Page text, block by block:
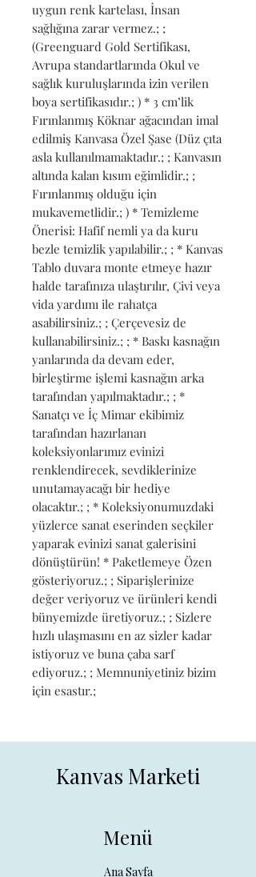
uygun renk kartelası, İnsan
sağlığına zarar vermez.; ;
(Greenguard Gold Sertifikası,
Avrupa standartlarında Okul ve
sağlık kuruluşlarında izin verilen
boya sertifikasıdır.; ) * 3 cm’lik
Fırınlanmış Köknar ağacından imal
edilmiş Kanvasa Özel Şase (Düz çıta
asla kullanılmamaktadır.; ; Kanvasın
altında kalan kısım eğimlidir.; ;
Fırınlanmış olduğu için
mukavemetlidir.; ) * Temizleme
Önerisi: Hafif nemli ya da kuru
bezle temizlik yapılabilir.; ; * Kanvas
Tablo duvara monte etmeye hazır
halde tarafınıza ulaştırılır, Çivi veya
vida yardımı ile rahatça
asabilirsiniz.; ; Çerçevesiz de
kullanabilirsiniz.; ; * Baskı kasnağın
yanlarında da devam eder,
birleştirme işlemi kasnağın arka
tarafından yapılmaktadır.; ; *
Sanatçı ve İç Mimar ekibimiz
tarafından hazırlanan
koleksiyonlarımız evinizi
renklendirecek, sevdiklerinize
unutamayacağı bir hediye
olacaktır.; ; * Koleksiyonumuzdaki
yüzlerce sanat eserinden seçkiler
yaparak evinizi sanat galerisini
dönüştürün! * Paketlemeye Özen
gösteriyoruz.; ; Siparişlerinize
değer veriyoruz ve ürünleri kendi
bünyemizde üretiyoruz.; ; Sizlere
hızlı ulaşmasını en az sizler kadar
istiyoruz ve buna çaba sarf
ediyoruz.; ; Memnuniyetiniz bizim
için esastır.;
Kanvas Marketi
Menü
Ana Sayfa